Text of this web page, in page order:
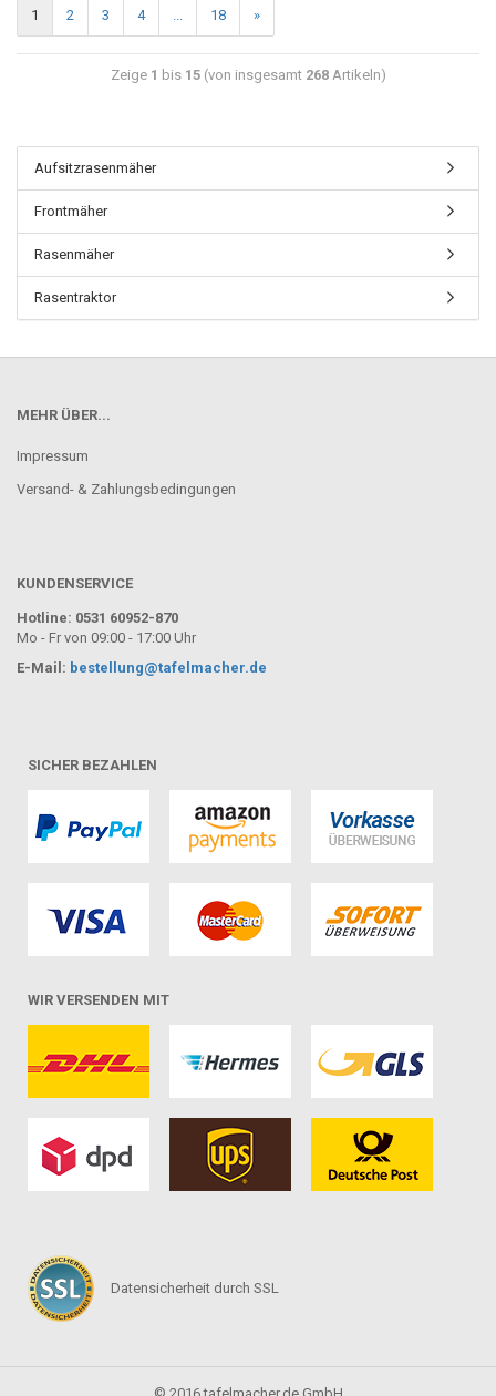
1 2 3 4 ... 18 »
Zeige 1 bis 15(von insgesamt 268Artikeln)
Aufsitzrasenmäher
Frontmäher
Rasenmäher
Rasentraktor
MEHR ÜBER...
Impressum
Versand- & Zahlungsbedingungen
KUNDENSERVICE
Hotline: 0531 60952-870
Mo - Fr von 09:00 - 17:00 Uhr
E-Mail: bestellung@tafelmacher.de
SICHER BEZAHLEN
WIR VERSENDEN MIT
Datensicherheit durch SSL